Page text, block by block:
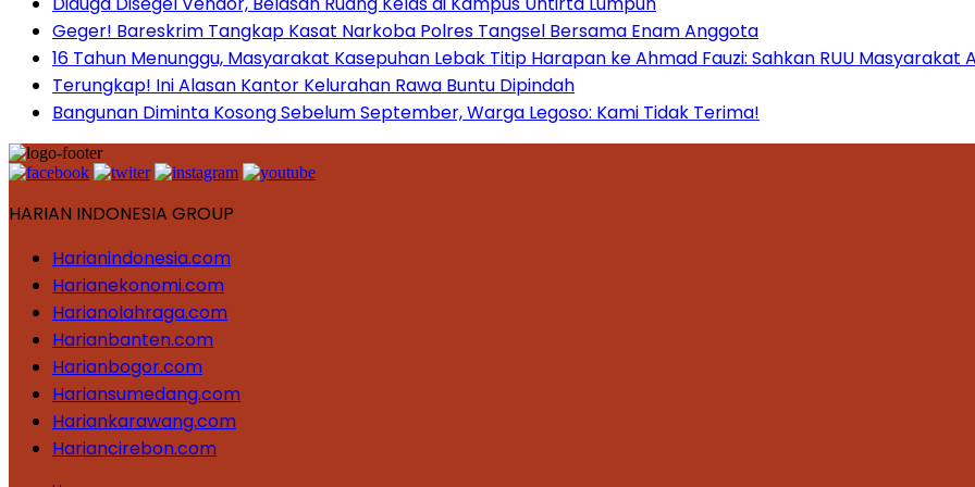
Geger! Bareskrim Tangkap Kasat Narkoba Polres Tangsel Bersama Enam Anggota
16 Tahun Menunggu, Masyarakat Kasepuhan Lebak Titip Harapan ke Ahmad Fauzi: Sahkan RUU Masyarakat
Terungkap! Ini Alasan Kantor Kelurahan Rawa Buntu Dipindah
Bangunan Diminta Kosong Sebelum September, Warga Legoso: Kami Tidak Terima!
HARIAN INDONESIA GROUP
Harianindonesia.com
Harianekonomi.com
Harianolahraga.com
Harianbanten.com
Harianbogor.com
Hariansumedang.com
Hariankarawang.com
Hariancirebon.com